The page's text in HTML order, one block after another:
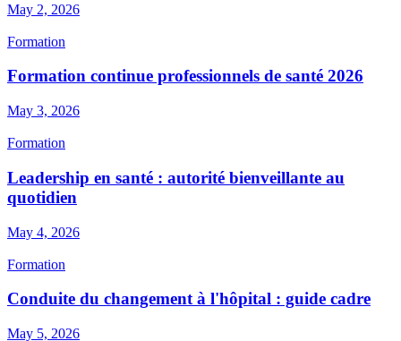
May 2, 2026
Formation
Formation continue professionnels de santé 2026
May 3, 2026
Formation
Leadership en santé : autorité bienveillante au
quotidien
May 4, 2026
Formation
Conduite du changement à l'hôpital : guide cadre
May 5, 2026